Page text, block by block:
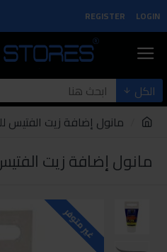
LOGIN
REGISTER
الكل
مانول إضافة زيت الفتيس
مانول إضافة زيت
غير متوفر